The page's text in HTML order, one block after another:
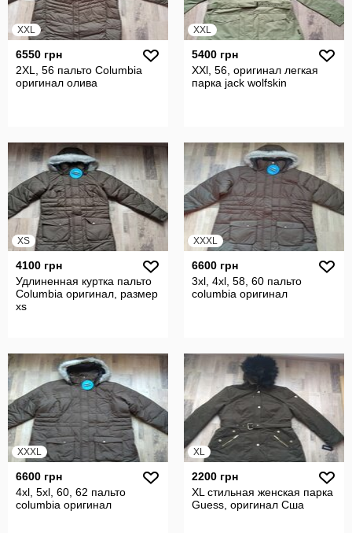
XXL
6550 грн
2XL, 56 пальто Columbia
оригинал олива
XXL
5400 грн
XХl, 56, оригинал легкая
парка jack wolfskin
XS
4100 грн
Удлиненная куртка пальто
Columbia оригинал, размер
xs
XXXL
6600 грн
3xl, 4xl, 58, 60 пальто
columbia оригинал
XXXL
6600 грн
4xl, 5xl, 60, 62 пальто
columbia оригинал
XL
2200 грн
XL стильная женская парка
Guess, оригинал Сша